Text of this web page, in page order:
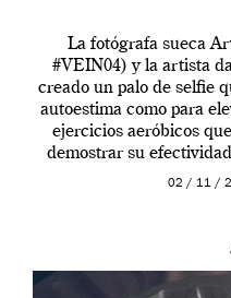
La fotógrafa sueca
#VEIN04) y la artista
creado un palo de selfie
autoestima como para
ejercicios aeróbicos
demostrar su
prueba
02 / 11 /